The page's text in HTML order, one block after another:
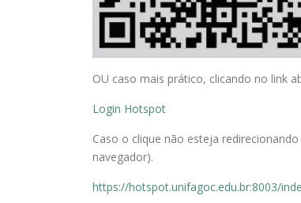
OU caso mais prático, clicando no link
Login Hotspot
Caso o clique não esteja
navegador).
https://hotspot.unifagoc.edu.br:8003/